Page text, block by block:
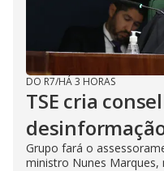
DO R7/HÁ 3 HORAS
TSE cria
Grupo fará o
ministro Nunes Marques,